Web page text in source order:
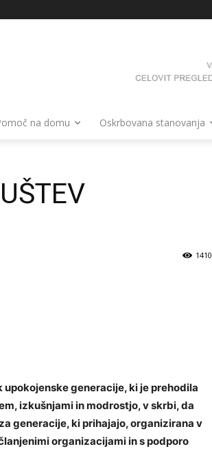
na domu Oskrbovana stanovanja
1410
generacije, ki je prehodila
izkušnjami in modrostjo, v skrbi, da
generacije, ki prihajajo, organizirana v
organizacijami in s podporo